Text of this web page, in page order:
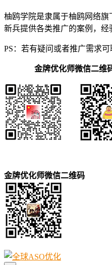
柚鸥学院是隶属于柚鸥网络
新兵提供各类推广的案例，经
PS：若有疑问或者推广需求可
金牌优化师微信二维
金牌优化师微信二维码